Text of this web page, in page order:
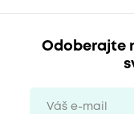
Odoberajte